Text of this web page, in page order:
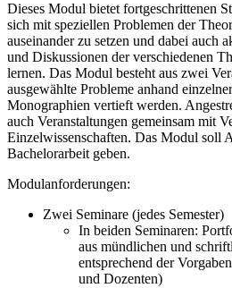
Dieses Modul bietet fortgeschrittenen
sich mit speziellen Problemen der
auseinander zu setzen und dabei auch
und Diskussionen der verschiedenen
lernen. Das Modul besteht aus zwei
ausgewählte Probleme anhand
Monographien vertieft werden.
auch Veranstaltungen gemeinsam mit
Einzelwissenschaften. Das Modul soll
Bachelorarbeit geben.
Modulanforderungen:
Zwei Seminare (jedes Semester)
In beiden Seminaren:
aus mündlichen und
entsprechend der
und Dozenten)